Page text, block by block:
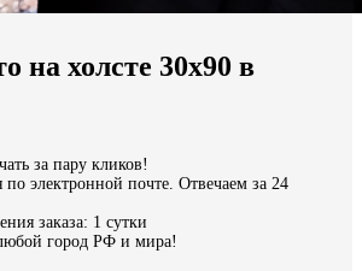
миру
на холсте 30х90 в
за пару кликов!
по электронной почте. Отвечаем за 24
заказа: 1 сутки
город РФ и мира!